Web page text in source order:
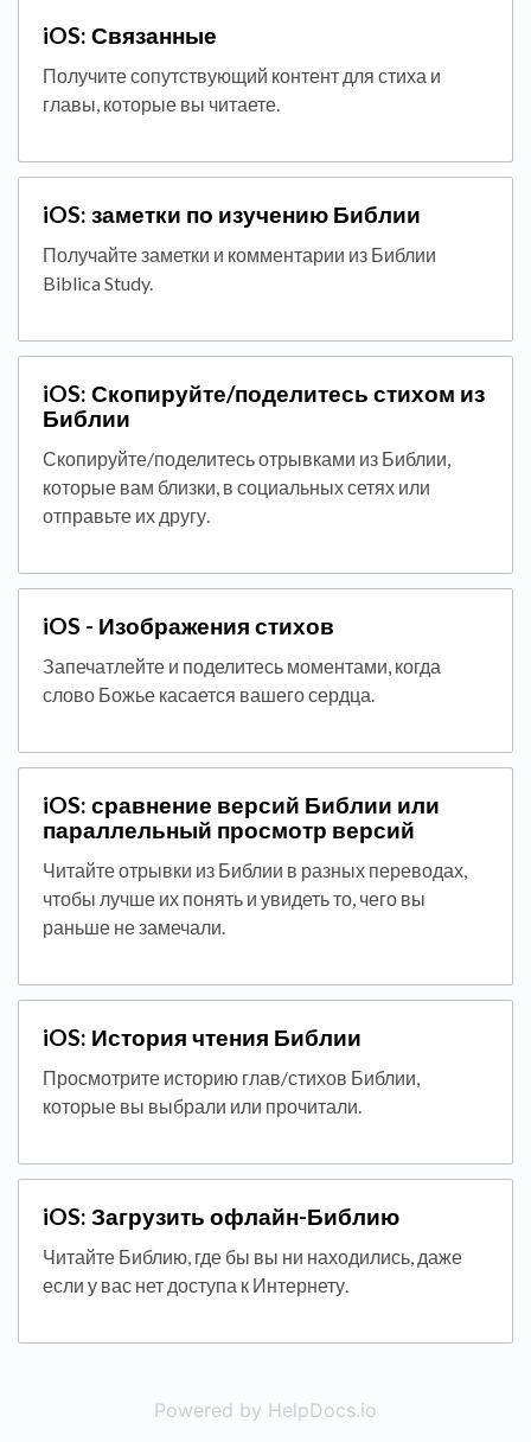
iOS: Связанные
Получите сопутствующий контент для стиха и
главы, которые вы читаете.
iOS: заметки по изучению Библии
Получайте заметки и комментарии из Библии
Biblica Study.
iOS: Скопируйте/поделитесь стихом из
Библии
Скопируйте/поделитесь отрывками из Библии,
которые вам близки, в социальных сетях или
отправьте их другу.
iOS - Изображения стихов
Запечатлейте и поделитесь моментами, когда
слово Божье касается вашего сердца.
iOS: сравнение версий Библии или
параллельный просмотр версий
Читайте отрывки из Библии в разных переводах,
чтобы лучше их понять и увидеть то, чего вы
раньше не замечали.
iOS: История чтения Библии
Просмотрите историю глав/стихов Библии,
которые вы выбрали или прочитали.
iOS: Загрузить офлайн-Библию
Читайте Библию, где бы вы ни находились, даже
если у вас нет доступа к Интернету.
Powered by HelpDocs.io